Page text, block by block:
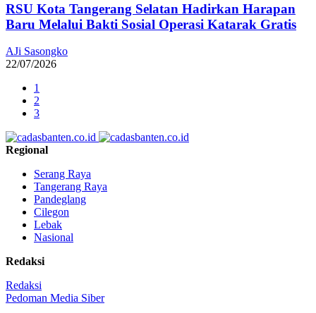
RSU Kota Tangerang Selatan Hadirkan Harapan
Baru Melalui Bakti Sosial Operasi Katarak Gratis
AJi Sasongko
22/07/2026
1
2
3
Regional
Serang Raya
Tangerang Raya
Pandeglang
Cilegon
Lebak
Nasional
Redaksi
Redaksi
Pedoman Media Siber